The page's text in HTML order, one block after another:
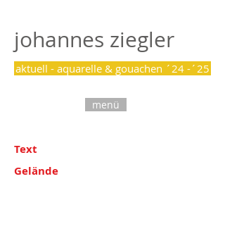
johannes ziegler
menü
aktuell - aquarelle & gouachen ´24 -´25
Text
Gelände